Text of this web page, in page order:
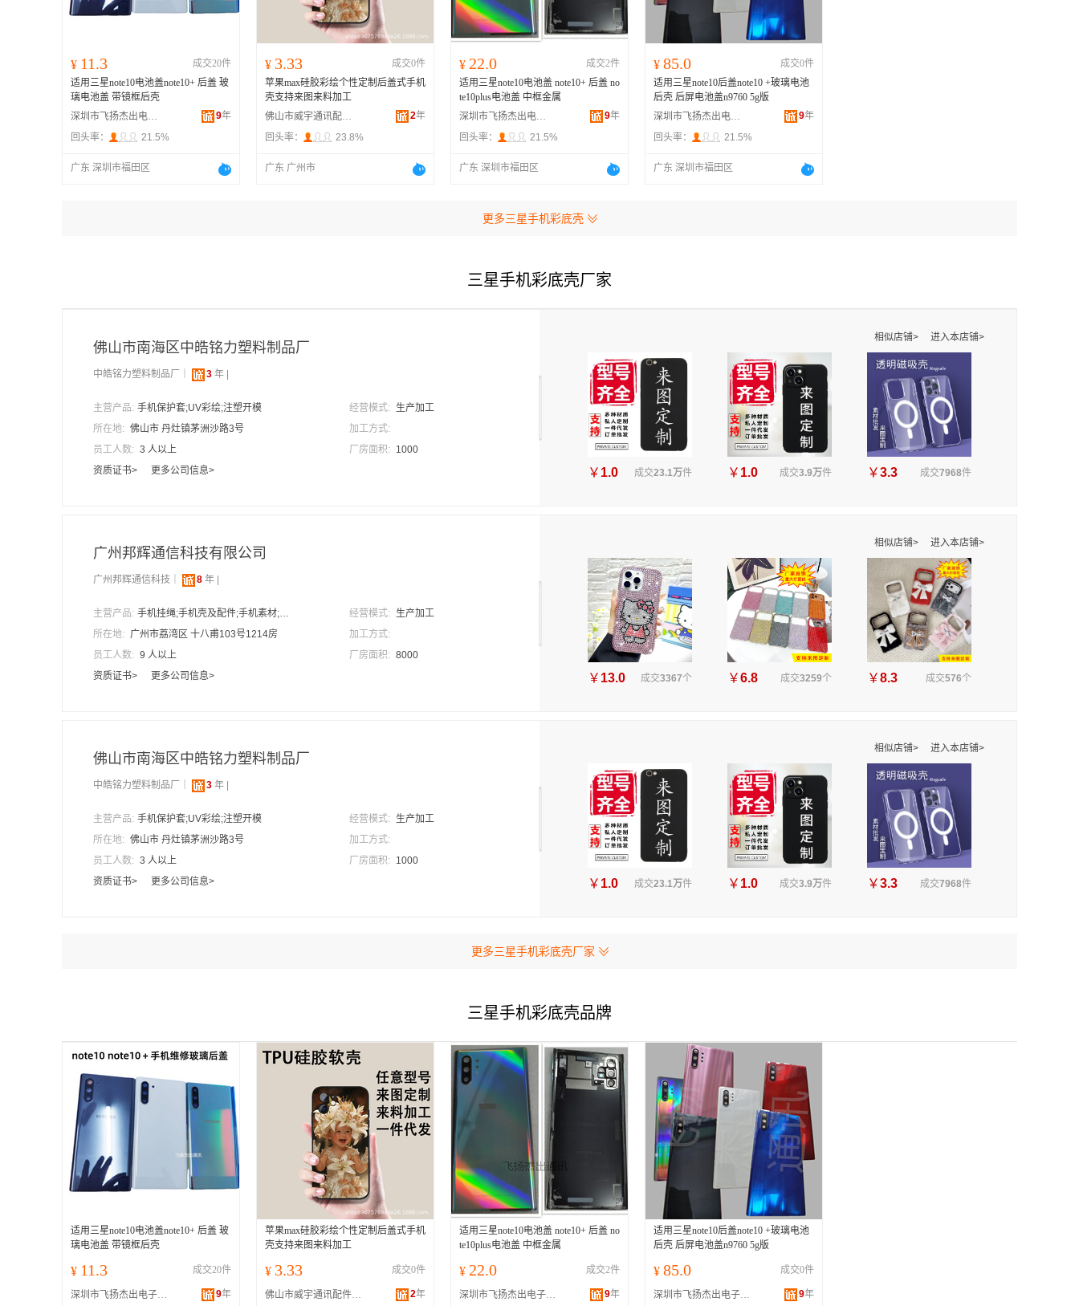
¥ 11.3
成交20件
适用三星note10电池盖note10+ 后盖 玻
璃电池盖 带镜框后壳
深圳市飞扬杰出电子科技有限公司
9年
回头率：
21.5%
广东 深圳市福田区
¥ 3.33
成交0件
苹果max硅胶彩绘个性定制后盖式手机
壳支持来图来料加工
佛山市威宇通讯配件有限公司
2年
回头率：
23.8%
广东 广州市
¥ 22.0
成交2件
适用三星note10电池盖 note10+ 后盖 no
te10plus电池盖 中框金属
深圳市飞扬杰出电子科技有限公司
9年
回头率：
21.5%
广东 深圳市福田区
¥ 85.0
成交0件
适用三星note10后盖note10 +玻璃电池
后壳 后屏电池盖n9760 5g版
深圳市飞扬杰出电子科技有限公司
9年
回头率：
21.5%
广东 深圳市福田区
更多三星手机彩底壳
三星手机彩底壳厂家
佛山市南海区中皓铭力塑料制品厂
中皓铭力塑料制品厂｜ 3 年 |
主营产品: 手机保护套;UV彩绘;注塑开模
所在地: 佛山市 丹灶镇茅洲沙路3号
员工人数: 3 人以上
资质证书>
更多公司信息>
经营模式:
生产加工
加工方式:
厂房面积:
1000
相似店铺> 进入本店铺>
￥ 1.0 成交23.1万件 ￥ 1.0 成交3.9万件 ￥3.3 成交7968件
广州邦辉通信科技有限公司
广州邦辉通信科技｜ 8 年 |
主营产品:
手机挂绳;手机壳及配件;手机素材;手机配件
所在地:
广州市荔湾区 十八甫103号1214房
员工人数: 9 人以上
资质证书>
更多公司信息>
经营模式:
生产加工
加工方式:
厂房面积: 8000
相似店铺> 进入本店铺>
￥ 13.0 成交3367个 ￥6.8 成交3259个 ￥8.3 成交576个
佛山市南海区中皓铭力塑料制品厂
中皓铭力塑料制品厂｜ 3 年 |
主营产品: 手机保护套;UV彩绘;注塑开模
所在地: 佛山市 丹灶镇茅洲沙路3号
员工人数: 3 人以上
资质证书>
更多公司信息>
经营模式:
生产加工
加工方式:
厂房面积:
1000
相似店铺> 进入本店铺>
￥ 1.0 成交23.1万件 ￥ 1.0 成交3.9万件 ￥3.3 成交7968件
更多三星手机彩底壳厂家
三星手机彩底壳品牌
适用三星note10电池盖note10+ 后盖 玻
璃电池盖 带镜框后壳
¥ 11.3 成交20件
深圳市飞扬杰出电子科技有限公司 9年
苹果max硅胶彩绘个性定制后盖式手机
壳支持来图来料加工
¥ 3.33 成交0件
佛山市威宇通讯配件有限公司 2年
适用三星note10电池盖 note10+ 后盖 no
te10plus电池盖 中框金属
¥ 22.0 成交2件
深圳市飞扬杰出电子科技有限公司 9年
适用三星note10后盖note10 +玻璃电池
后壳 后屏电池盖n9760 5g版
¥ 85.0 成交0件
深圳市飞扬杰出电子科技有限公司 9年